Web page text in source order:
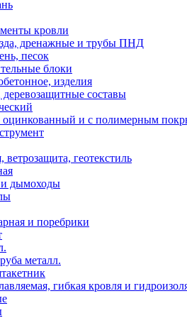
кровли
дренажные и трубы ПНД
песок
блоки
изделия
составы
оцинкованный и с полимерным
ветрозащита, геотекстиль
и дымоходы
и поребрики
металл.
гибкая кровля и